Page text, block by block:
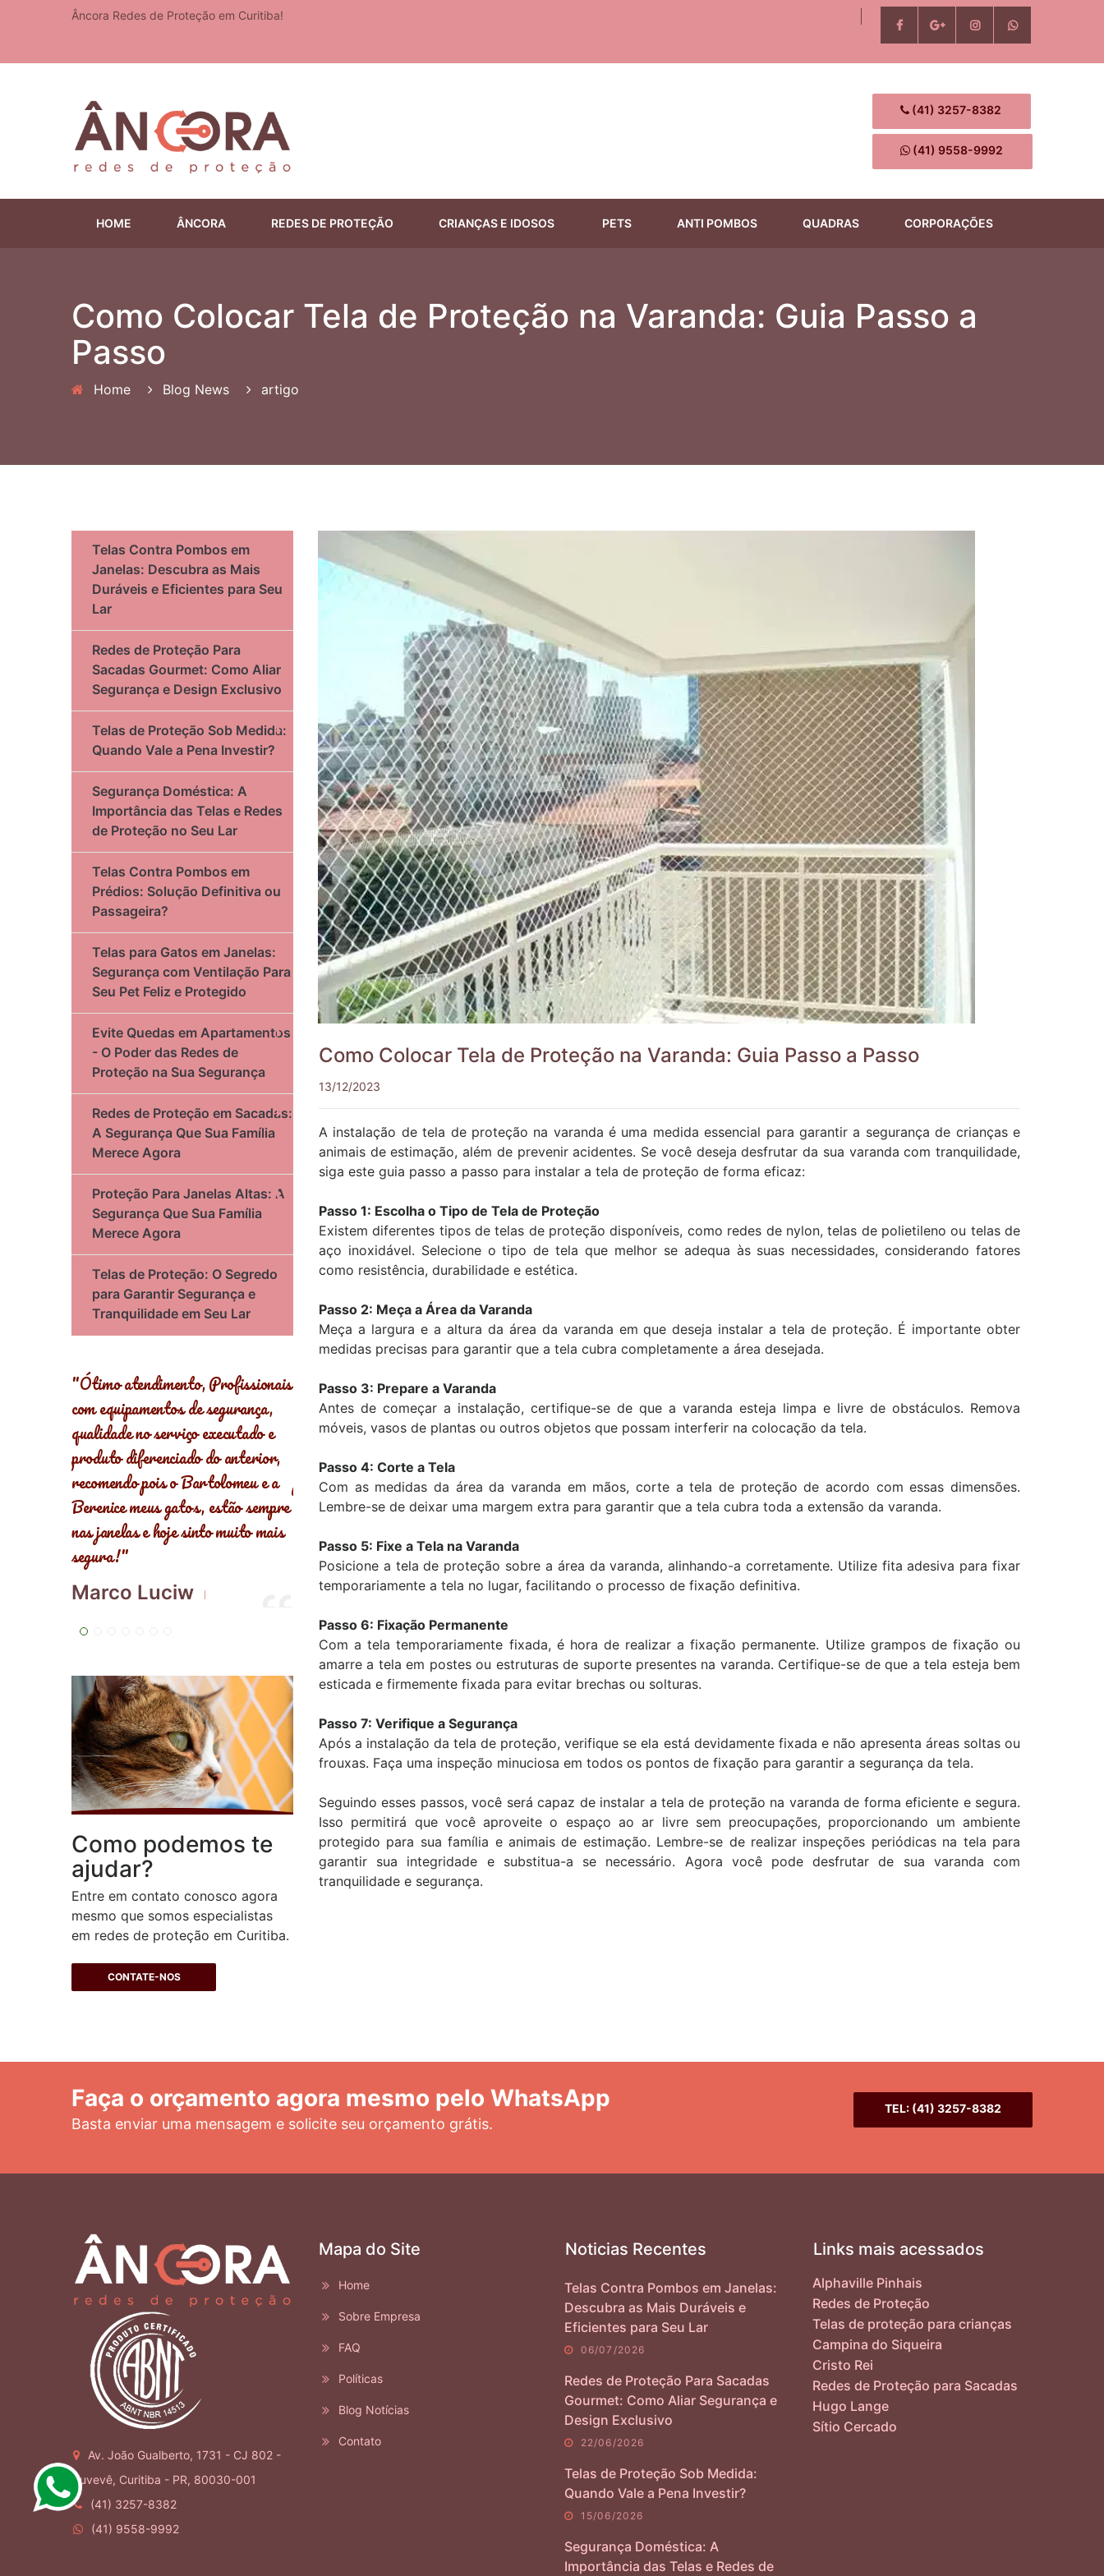
Âncora Redes de Proteção em Curitiba!
(41) 3257-8382
(41) 9558-9992
HOME ÂNCORA REDES DE PROTEÇÃO CRIANÇAS E IDOSOS PETS ANTI POMBOS QUADRAS CORPORAÇÕES
Como Colocar Tela de Proteção na Varanda: Guia Passo a
Passo
Home Blog News artigo
Telas Contra Pombos em
Janelas: Descubra as Mais
Duráveis e Eficientes para Seu
Lar
Redes de Proteção Para
Sacadas Gourmet: Como Aliar
Segurança e Design Exclusivo
Telas de Proteção Sob Medida:
Quando Vale a Pena Investir?
Segurança Doméstica: A
Importância das Telas e Redes
de Proteção no Seu Lar
Telas Contra Pombos em
Prédios: Solução Definitiva ou
Passageira?
Telas para Gatos em Janelas:
Segurança com Ventilação Para
Seu Pet Feliz e Protegido
Evite Quedas em Apartamentos
- O Poder das Redes de
Proteção na Sua Segurança
Redes de Proteção em Sacadas:
A Segurança Que Sua Família
Merece Agora
Proteção Para Janelas Altas: A
Segurança Que Sua Família
Merece Agora
Telas de Proteção: O Segredo
para Garantir Segurança e
Tranquilidade em Seu Lar
"Super indico! Além de
instaladores muito bem preparados
os materiais são de ótima
qualidade! Preço acessível! Tive
problemas com redes de outra
empresa e eles corrigiram pra
mim!"
Nana Pires
"Oferece segurança e conforto
para toda família ,filhos e pets
protegidos com redes de proteção
Âncora Redes de Proteção."
Everaldo Cruz
atenderam no mesmo dia, fiquei
satisfeito com o trabalho,
Bartolomeu meu gato ficou
protegido."
Anderson costa
com a qualidade e rapidez na
instalação das nossas redes de
protegida. Gratidão!"
Beatriz
pronto atendimento da
Bruno
Como podemos te
ajudar?
Entre em contato conosco agora
mesmo que somos especialistas
em redes de proteção em Curitiba.
CONTATE-NOS
Como Colocar Tela de Proteção na Varanda: Guia Passo a Passo
13/12/2023
A instalação de tela de proteção na varanda é uma medida essencial para garantir a segurança de crianças e
animais de estimação, além de prevenir acidentes. Se você deseja desfrutar da sua varanda com tranquilidade,
siga este guia passo a passo para instalar a tela de proteção de forma eficaz:
Passo 1: Escolha o Tipo de Tela de Proteção
Existem diferentes tipos de telas de proteção disponíveis, como redes de nylon, telas de polietileno ou telas de
aço inoxidável. Selecione o tipo de tela que melhor se adequa às suas necessidades, considerando fatores
como resistência, durabilidade e estética.
Passo 2: Meça a Área da Varanda
Meça a largura e a altura da área da varanda em que deseja instalar a tela de proteção. É importante obter
medidas precisas para garantir que a tela cubra completamente a área desejada.
Passo 3: Prepare a Varanda
Antes de começar a instalação, certifique-se de que a varanda esteja limpa e livre de obstáculos. Remova
móveis, vasos de plantas ou outros objetos que possam interferir na colocação da tela.
Passo 4: Corte a Tela
Com as medidas da área da varanda em mãos, corte a tela de proteção de acordo com essas dimensões.
Lembre-se de deixar uma margem extra para garantir que a tela cubra toda a extensão da varanda.
Passo 5: Fixe a Tela na Varanda
Posicione a tela de proteção sobre a área da varanda, alinhando-a corretamente. Utilize fita adesiva para fixar
temporariamente a tela no lugar, facilitando o processo de fixação definitiva.
Passo 6: Fixação Permanente
Com a tela temporariamente fixada, é hora de realizar a fixação permanente. Utilize grampos de fixação ou
amarre a tela em postes ou estruturas de suporte presentes na varanda. Certifique-se de que a tela esteja bem
esticada e firmemente fixada para evitar brechas ou solturas.
Passo 7: Verifique a Segurança
Após a instalação da tela de proteção, verifique se ela está devidamente fixada e não apresenta áreas soltas ou
frouxas. Faça uma inspeção minuciosa em todos os pontos de fixação para garantir a segurança da tela.
Seguindo esses passos, você será capaz de instalar a tela de proteção na varanda de forma eficiente e segura.
Isso permitirá que você aproveite o espaço ao ar livre sem preocupações, proporcionando um ambiente
protegido para sua família e animais de estimação. Lembre-se de realizar inspeções periódicas na tela para
garantir sua integridade e substitua-a se necessário. Agora você pode desfrutar de sua varanda com
tranquilidade e segurança.
Faça o orçamento agora mesmo pelo WhatsApp
Basta enviar uma mensagem e solicite seu orçamento grátis.
TEL: (41) 3257-8382
Av. João Gualberto, 1731 - CJ 802 -
Juvevê, Curitiba - PR, 80030-001
(41) 3257-8382
(41) 9558-9992
Mapa do Site
Home
Sobre Empresa
FAQ
Políticas
Blog Notícias
Contato
Noticias Recentes
Telas Contra Pombos em Janelas:
Descubra as Mais Duráveis e
Eficientes para Seu Lar
06/07/2026
Redes de Proteção Para Sacadas
Gourmet: Como Aliar Segurança e
Design Exclusivo
22/06/2026
Telas de Proteção Sob Medida:
Quando Vale a Pena Investir?
15/06/2026
Segurança Doméstica: A
Importância das Telas e Redes de
Links mais acessados
Alphaville Pinhais
Redes de Proteção
Telas de proteção para crianças
Campina do Siqueira
Cristo Rei
Redes de Proteção para Sacadas
Hugo Lange
Sítio Cercado